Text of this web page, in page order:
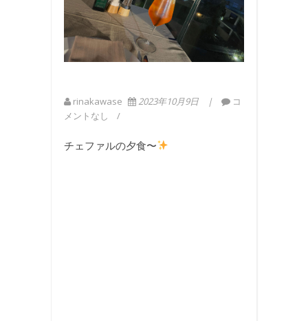
rinakawase 2023年10月9日
コ
メントなし
チェファルの夕食〜